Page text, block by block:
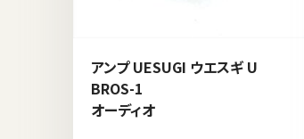
アンプ UESUGI ウエスギ U
BROS-1
オーディオ